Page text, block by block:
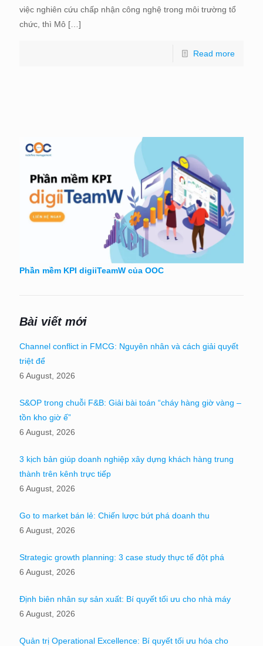
việc nghiên cứu chấp nhận công nghệ trong môi trường tổ
chức, thì Mô […]
Read more
Phần mềm KPI digiiTeamW của OOC
Bài viết mới
Channel conflict in FMCG: Nguyên nhân và cách giải quyết
triệt để
6 August, 2026
S&OP trong chuỗi F&B: Giải bài toán “cháy hàng giờ vàng –
tồn kho giờ ế”
6 August, 2026
3 kịch bản giúp doanh nghiệp xây dựng khách hàng trung
thành trên kênh trực tiếp
6 August, 2026
Go to market bán lẻ: Chiến lược bứt phá doanh thu
6 August, 2026
Strategic growth planning: 3 case study thực tế đột phá
6 August, 2026
Định biên nhân sự sản xuất: Bí quyết tối ưu cho nhà máy
6 August, 2026
Quản trị Operational Excellence: Bí quyết tối ưu hóa cho